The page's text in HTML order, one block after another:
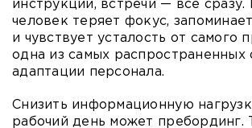
инструкции, встречи — всё сразу.
человек теряет фокус,
и чувствует усталость от самого
одна из самых распространенных
адаптации персонала.
Снизить информационную
рабочий день может пребординг.